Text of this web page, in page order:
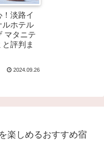
淡路イ
ルホテル
マタニテ
評判ま
2024.09.26
楽しめるおすすめ宿